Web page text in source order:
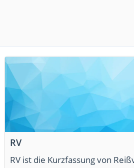
RV
RV ist die Kurzfassung von